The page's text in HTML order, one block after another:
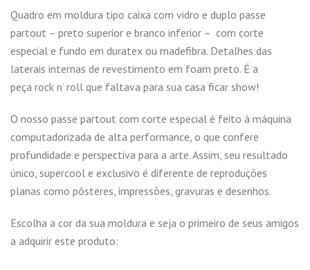
Quadro em moldura tipo caixa com vidro e duplo passe
partout – preto superior e branco inferior – com corte
especial e fundo em duratex ou madefibra. Detalhes das
laterais internas de revestimento em foam preto. É a
peça rock n’ roll que faltava para sua casa ficar show!
O nosso passe partout com corte especial é feito à máquina
computadorizada de alta performance, o que confere
profundidade e perspectiva para a arte. Assim, seu resultado
único, supercool e exclusivo é diferente de reproduções
planas como pôsteres, impressões, gravuras e desenhos.
Escolha a cor da sua moldura e seja o primeiro de seus amigos
a adquirir este produto: